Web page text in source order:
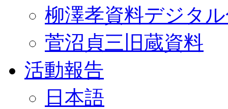
柳澤孝資料デジタ
菅沼貞三旧蔵資料
活動報告
日本語